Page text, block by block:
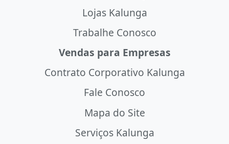
Lojas Kalunga
Trabalhe Conosco
Vendas para Empresas
Contrato Corporativo Kalunga
Fale Conosco
Mapa do Site
Serviços Kalunga